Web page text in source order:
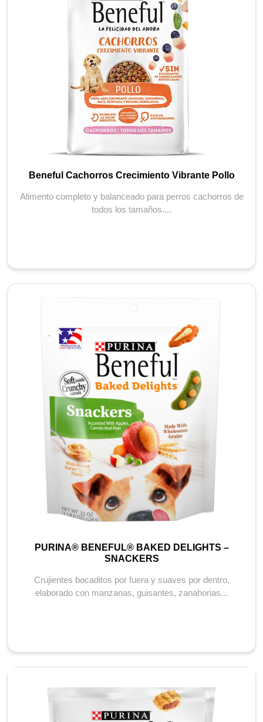
Beneful Cachorros Crecimiento Vibrante Pollo
Alimento completo y balanceado para perros cachorros de
todos los tamaños....
PURINA® BENEFUL® BAKED DELIGHTS –
SNACKERS
Crujientes bocaditos por fuera y suaves por dentro,
elaborado con manzanas, guisantes, zanahorias...